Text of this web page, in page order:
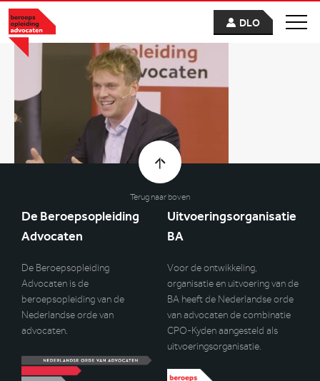
DLO
Terug naar boven
De Beroepsopleiding
Advocaten
De Beroepsopleiding
Advocaten is de
beroepsopleiding van de
Nederlandse orde van
advocaten.
Uitvoeringsorganisatie
BA
Voor de ontwikkeling,
organisatie en uitvoering van de
BA heeft de Nederlandse orde
van advocaten de combinatie
CPO-Kyden aangesteld als
uitvoeringsorganisatie.